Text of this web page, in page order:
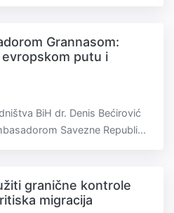
Grannasom:
putu i
BiH dr. Denis Bećirović
Savezne Republi...
granične kontrole
migracija